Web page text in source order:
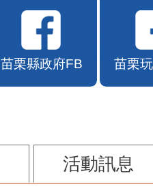
苗栗縣政府FB 苗栗
活動訊息